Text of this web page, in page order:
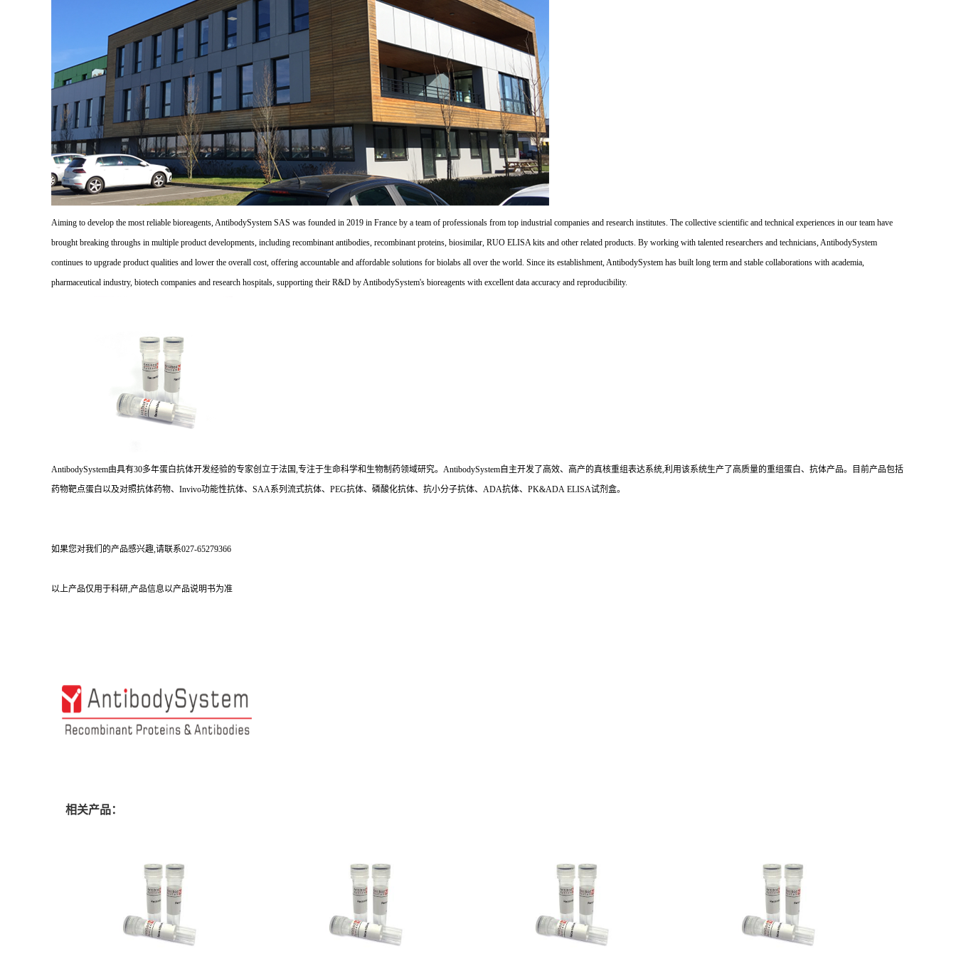
Aiming to develop the most reliable bioreagents, AntibodySystem SAS was founded in 2019 in France by a team of professionals from top industrial companies and research institutes. The collective scientific and technical experiences in our team have
brought breaking throughs in multiple product developments, including recombinant antibodies, recombinant proteins, biosimilar, RUO ELISA kits and other related products. By working with talented researchers and technicians, AntibodySystem
continues to upgrade product qualities and lower the overall cost, offering accountable and affordable solutions for biolabs all over the world. Since its establishment, AntibodySystem has built long term and stable collaborations with academia,
pharmaceutical industry, biotech companies and research hospitals, supporting their R&D by AntibodySystem's bioreagents with excellent data accuracy and reproducibility.
AntibodySystem由具有30多年蛋白抗体开发经验的专家创立于法国,专注于生命科学和生物制药领域研究。AntibodySystem自主开发了高效、高产的真核重组表达系统,利用该系统生产了高质量的重组蛋白、抗体产品。目前产品包括
药物靶点蛋白以及对照抗体药物、Invivo功能性抗体、SAA系列流式抗体、PEG抗体、磷酸化抗体、抗小分子抗体、ADA抗体、PK&ADA ELISA试剂盒。
如果您对我们的产品感兴趣,请联系027-65279366
以上产品仅用于科研,产品信息以产品说明书为准
相关产品：